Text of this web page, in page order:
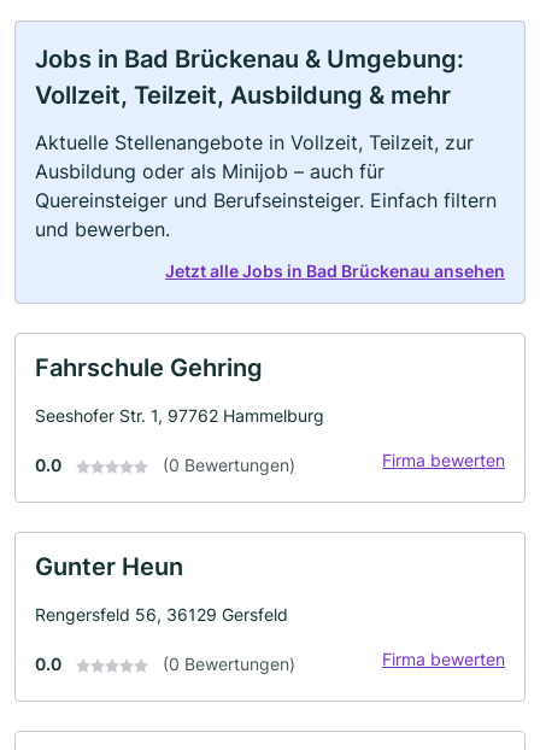
Jobs in Bad Brückenau & Umgebung:
Vollzeit, Teilzeit, Ausbildung & mehr
Aktuelle Stellenangebote in Vollzeit, Teilzeit, zur
Ausbildung oder als Minijob – auch für
Quereinsteiger und Berufseinsteiger. Einfach filtern
und bewerben.
Jetzt alle Jobs in Bad Brückenau ansehen
Fahrschule Gehring
Seeshofer Str. 1, 97762 Hammelburg
0.0 (0 Bewertungen) Firma bewerten
Gunter Heun
Rengersfeld 56, 36129 Gersfeld
0.0 (0 Bewertungen) Firma bewerten